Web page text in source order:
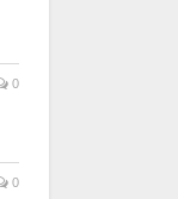
0
0